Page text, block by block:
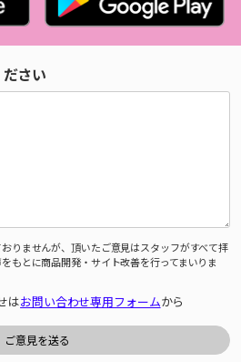
さい
りませんが、頂いたご意見はスタッフがすべて拝
もとに商品開発・サイト改善を行ってまいりま
はお問い合わせ専用フォームから